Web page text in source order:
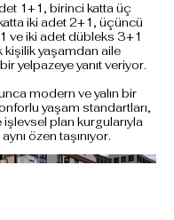
1+1, birinci katta üç
iki adet 2+1, üçüncü
ve iki adet dübleks 3+1
kişilik yaşamdan aile
yelpazeye yanıt veriyor.
modern ve yalın bir
yaşam standartları,
plan kurgularıyla
özen taşınıyor.